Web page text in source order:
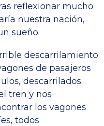
reflexionar mucho
nuestra nación,
sueño.
descarrilamiento
de pasajeros
descarrilados.
tren y nos
los vagones
todos